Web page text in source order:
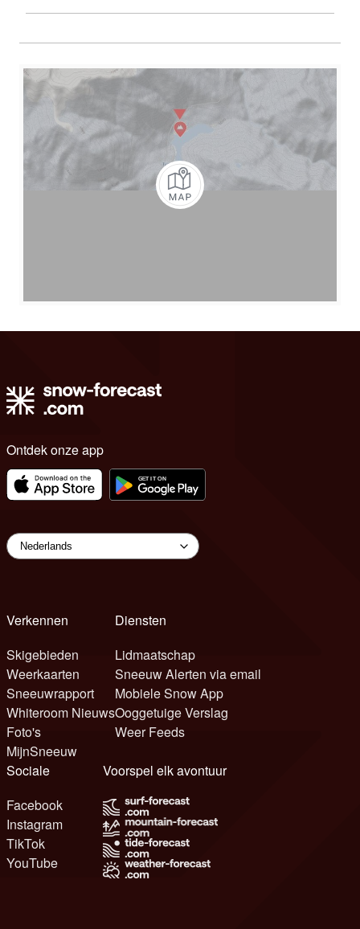
Ontdek onze app
Verkennen
Skigebieden
Weerkaarten
Sneeuwrapport
Whiteroom Nieuws
Foto's
MijnSneeuw
Diensten
Lidmaatschap
Sneeuw Alerten via email
Mobiele Snow App
Ooggetuige Verslag
Weer Feeds
Sociale
Facebook
Instagram
TikTok
YouTube
Voorspel elk avontuur